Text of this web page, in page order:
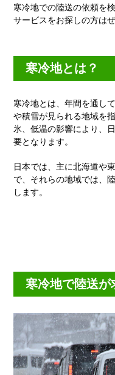
寒冷地での陸送の依頼を
サービスをお探しの方は
寒冷地とは？
寒冷地とは、年間を通し
や積雪が見られる地域を
氷、低温の影響により、
要となります。
日本では、主に北海道や
で、それらの地域では、
します。
寒冷地で陸送